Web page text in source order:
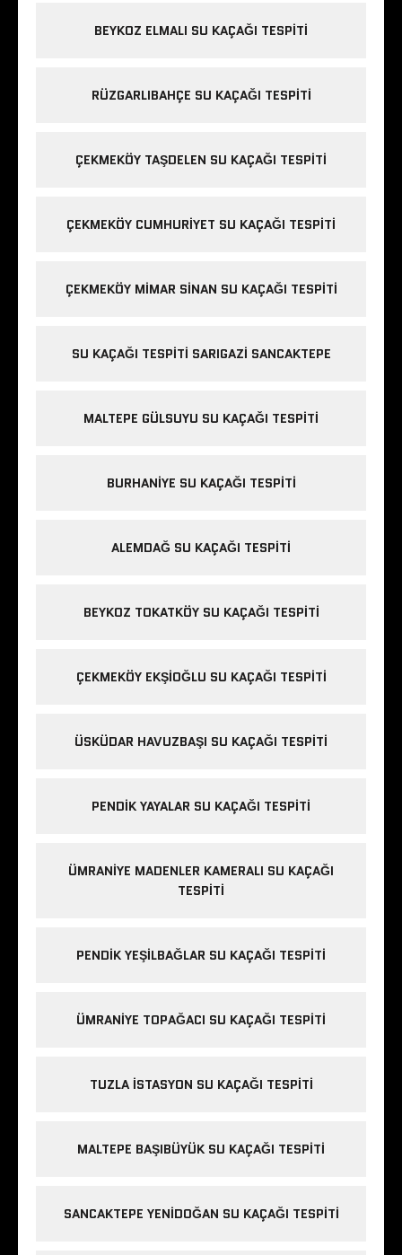
BEYKOZ ELMALI SU KAÇAĞI TESPITI
RÜZGARLIBAHÇE SU KAÇAĞI TESPITI
ÇEKMEKÖY TAŞDELEN SU KAÇAĞI TESPITI
ÇEKMEKÖY CUMHURIYET SU KAÇAĞI TESPITI
ÇEKMEKÖY MIMAR SINAN SU KAÇAĞI TESPITI
SU KAÇAĞI TESPITI SARIGAZI SANCAKTEPE
MALTEPE GÜLSUYU SU KAÇAĞI TESPITI
BURHANIYE SU KAÇAĞI TESPITI
ALEMDAĞ SU KAÇAĞI TESPITI
BEYKOZ TOKATKÖY SU KAÇAĞI TESPITI
ÇEKMEKÖY EKŞIOĞLU SU KAÇAĞI TESPITI
ÜSKÜDAR HAVUZBAŞI SU KAÇAĞI TESPITI
PENDIK YAYALAR SU KAÇAĞI TESPITI
ÜMRANIYE MADENLER KAMERALI SU KAÇAĞI
TESPITI
PENDIK YEŞILBAĞLAR SU KAÇAĞI TESPITI
ÜMRANIYE TOPAĞACI SU KAÇAĞI TESPITI
TUZLA İSTASYON SU KAÇAĞI TESPITI
MALTEPE BAŞIBÜYÜK SU KAÇAĞI TESPITI
SANCAKTEPE YENIDOĞAN SU KAÇAĞI TESPITI